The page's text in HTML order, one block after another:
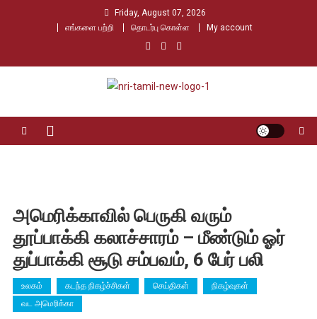
Friday, August 07, 2026
எங்களை பற்றி
தொடர்பு கொள்ள My account
Nri Tamil
அமெரிக்காவில் பெருகி வரும்
தூப்பாக்கி கலாச்சாரம் – மீண்டும் ஓர்
துப்பாக்கி சூடு சம்பவம், 6 பேர் பலி
உலகம் கடந்த நிகழ்ச்சிகள் செய்திகள்
நிகழ்வுகள்
வட அமெரிக்கா